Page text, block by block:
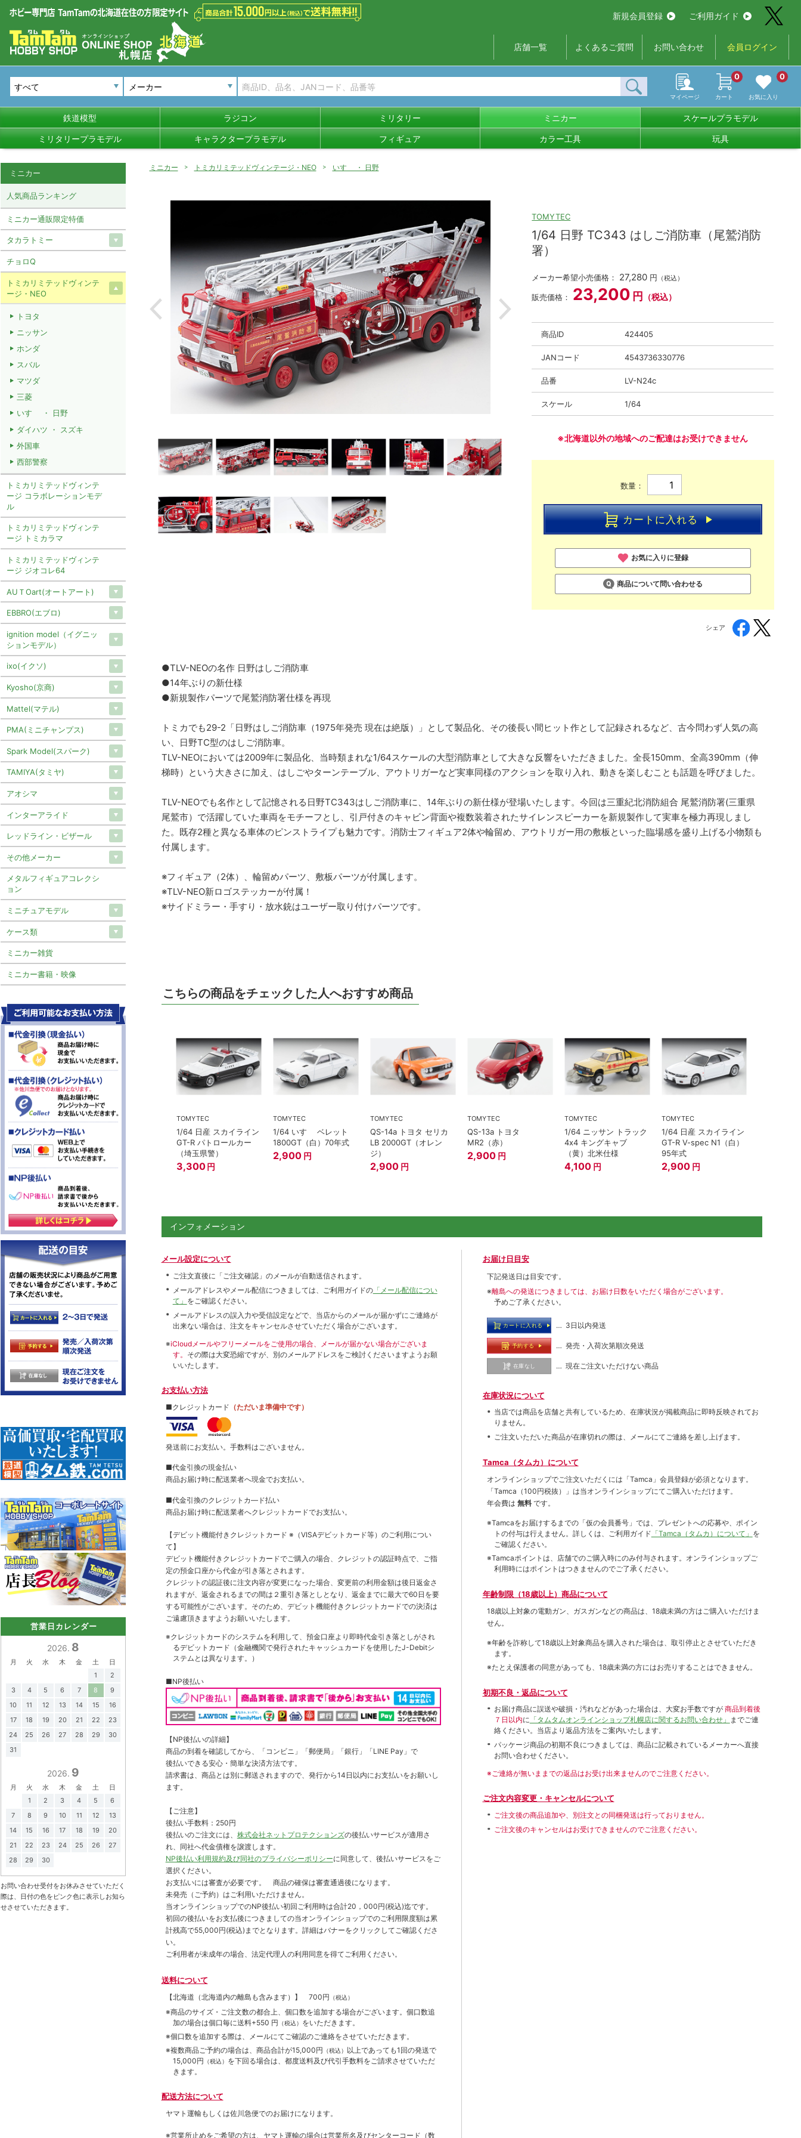
新規会員登録 ご利用ガイド
店舗一覧 よくあるご質問 お問い合わせ 会員ログイン
メーカー
マイページ カート
0
お気に入り
0
鉄道模型 ラジコン ミリタリー ミニカー スケールプラモデル
ミリタリープラモデル キャラクタープラモデル フィギュア カラー工具 玩具
ミニカー トミカリミテッドヴィンテージ・NEO いすゞ ・ 日野
TOMYTEC
1/64 日野 TC343 はしご消防車（尾鷲消防
署）
メーカー希望小売価格： 27,280 円 （税込）
販売価格： 23,200 円 （税込）
商品ID 424405
JANコード 4543736330776
品番 LV-N24c
スケール 1/64
※北海道以外の地域へのご配達はお受けできません
数量：
カートに入れる
お気に入りに登録
商品について問い合わせる
シェア
●TLV-NEOの名作 日野はしご消防車
●14年ぶりの新仕様
●新規製作パーツで尾鷲消防署仕様を再現
トミカでも29-2「日野はしご消防車（1975年発売 現在は絶版）」として製品化、その後長い間ヒット作として記録されるなど、古今問わず人気の高
い、日野TC型のはしご消防車。
TLV-NEOにおいては2009年に製品化、当時類まれな1/64スケールの大型消防車として大きな反響をいただきました。全長150mm、全高390mm（伸
梯時）という大きさに加え、はしごやターンテーブル、アウトリガーなど実車同様のアクションを取り入れ、動きを楽しむことも話題を呼びました。
TLV-NEOでも名作として記憶される日野TC343はしご消防車に、14年ぶりの新仕様が登場いたします。今回は三重紀北消防組合 尾鷲消防署(三重県
尾鷲市）で活躍していた車両をモチーフとし、引戸付きのキャビン背面や複数装着されたサイレンスピーカーを新規製作して実車を極力再現しまし
た。既存2種と異なる車体のピンストライプも魅力です。消防士フィギュア2体や輪留め、アウトリガー用の敷板といった臨場感を盛り上げる小物類も
付属します。
※フィギュア（2体）、輪留めパーツ、敷板パーツが付属します。
※TLV-NEO新ロゴステッカーが付属！
※サイドミラー・手すり・放水銃はユーザー取り付けパーツです。
こちらの商品をチェックした人へおすすめ商品
TOMYTEC
1/64 日産 スカイライン
GT-R パトロールカー
（埼玉県警）
3,300 円
TOMYTEC
1/64 いすゞ ベレット
1800GT（白）70年式
2,900 円
TOMYTEC
QS-14a トヨタ セリカ
LB 2000GT（オレン
ジ）
2,900 円
TOMYTEC
QS-13a トヨタ
MR2（赤）
2,900 円
TOMYTEC
1/64 ニッサン トラック
4x4 キングキャブ
（黄）北米仕様
4,100 円
TOMYTEC
1/64 日産 スカイライン
GT-R V-spec N1（白）
95年式
2,900 円
インフォメーション
メール設定について
ご注文直後に「ご注文確認」のメールが自動送信されます。
メールアドレスやメール配信につきましては、ご利用ガイドの「メール配信につい
て」 をご確認ください。
メールアドレスの誤入力や受信設定などで、当店からのメールが届かずにご連絡が
出来ない場合は、注文をキャンセルさせていただく場合がございます。
※iCloudメールやフリーメールをご使用の場合、メールが届かない場合がございま
す。 その際は大変恐縮ですが、別のメールアドレスをご検討くださいますようお願
いいたします。
お支払い方法
■クレジットカード （ただいま準備中です）
発送前にお支払い。手数料はございません。
■代金引換の現金払い
商品お届け時に配送業者へ現金でお支払い。
■代金引換のクレジットカ―ド払い
商品お届け時に配送業者へクレジットカードでお支払い。
【デビット機能付きクレジットカード ※（VISAデビットカード等） のご利用につい
て】
デビット機能付きクレジットカードでご購入の場合、クレジットの認証時点で、ご指
定の預金口座から代金が引き落とされます。
クレジットの認証後に注文内容が変更になった場合、変更前の利用金額は後日返金さ
れますが、返金されるまでの間は２重引き落としとなり、返金までに最大で60日を要
する可能性がございます。そのため、デビット機能付きクレジットカードでの決済は
ご遠慮頂きますようお願いいたします。
※クレジットカードのシステムを利用して、預金口座より即時代金引き落としがされ
るデビットカード（金融機関で発行されたキャッシュカードを使用したJ-Debitシ
ステムとは異なります。）
■NP後払い
【NP後払いの詳細】
商品の到着を確認してから、「コンビニ」「郵便局」「銀行」「LINE Pay」で
後払いできる安心・簡単な決済方法です。
請求書は、商品とは別に郵送されますので、発行から14日以内にお支払いをお願いし
ます。
【ご注意】
後払い手数料：250円
後払いのご注文には、 株式会社ネットプロテクションズの後払いサービスが適用さ
れ、同社へ代金債権を譲渡します。
NP後払い利用規約及び同社のプライバシーポリシーに同意して、後払いサービスをご
選択ください。
お支払いには審査が必要です。 商品の確保は審査通過後になります。
未発売（ご予約）はご利用いただけません。
当オンラインショップでのNP後払い初回ご利用時は合計20，000円(税込)迄です。
初回の後払いをお支払後につきましての当オンラインショップでのご利用限度額は累
計残高で55,000円(税込)までとなります。詳細はバナーをクリックしてご確認くださ
い。
ご利用者が未成年の場合、法定代理人の利用同意を得てご利用ください。
送料について
【北海道（北海道内の離島も含みます）】 700円 （税込）
※商品のサイズ・ご注文数の都合上、個口数を追加する場合がございます。個口数追
加の場合は個口毎に送料+550 円 （税込） をいただきます。
※個口数を追加する際は、メールにてご確認のご連絡をさせていただきます。
※複数商品ご予約の場合は、商品合計が15,000円 （税込） 以上であっても1回の発送で
15,000円 （税込） を下回る場合は、都度送料及び代引手数料をご請求させていただ
きます。
配送方法について
ヤマト運輸もしくは佐川急便でのお届けになります。
※営業所止めをご希望の方は、ヤマト運輸の場合は営業所名及びセンターコード（数
お届け日目安
下記発送日は目安です。
※離島への発送につきましては、お届け日数をいただく場合がございます。
予めご了承ください。
カートに入れる … 3日以内発送
予約する … 発売・入荷次第順次発送
在庫なし … 現在ご注文いただけない商品
在庫状況について
当店では商品を店舗と共有しているため、在庫状況が掲載商品に即時反映されてお
りません。
ご注文いただいた商品が在庫切れの際は、メールにてご連絡を差し上げます。
Tamca（タムカ）について
オンラインショップでご注⽂いただくには「Tamca」会員登録が必須となります。
「Tamca （100円税抜）
」は当オンラインショップにてご購⼊いただけます。
年会費は 無料 です。
※Tamcaをお届けするまでの「仮の会員番号」では、プレゼントへの応募や、ポイン
トの付与は⾏えません。詳しくは、ご利⽤ガイド 「Tamca（タムカ）について」 を
ご確認ください。
※Tamcaポイントは、店舗でのご購⼊時にのみ付与されます。オンラインショップご
利用時にはポイントはつきませんのでご了承ください。
年齢制限（18歳以上）商品について
18歳以上対象の電動ガン、ガスガンなどの商品は、18歳未満の方はご購入いただけま
せん。
※年齢を詐称して18歳以上対象商品を購入された場合は、取引停止とさせていただき
ます。
※たとえ保護者の同意があっても、18歳未満の方にはお売りすることはできません。
初期不良・返品について
お届け商品に誤送や破損・汚れなどがあった場合は、大変お手数ですが 商品到着後
７日以内に 「タムタムオンラインショップ札幌店に関するお問い合わせ」 までご連
絡ください。当店より返品方法をご案内いたします。
パッケージ商品の初期不良につきましては、商品に記載されているメーカーへ直接
お問い合わせください。
※ご連絡が無いままでの返品はお受け出来ませんのでご注意ください。
ご注文内容変更・キャンセルについて
ご注文後の商品追加や、別注文との同梱発送は行っておりません。
ご注文後のキャンセルはお受けできませんのでご注意ください。
ミニカー
人気商品ランキング
ミニカー通販限定特価
タカラトミー
チョロQ
トミカリミテッドヴィンテ
ージ・NEO
トヨタ
ニッサン
ホンダ
スバル
マツダ
三菱
いすゞ ・ 日野
ダイハツ ・ スズキ
外国車
西部警察
トミカリミテッドヴィンテ
ージ コラボレーションモデ
ル
トミカリミテッドヴィンテ
ージ トミカラマ
トミカリミテッドヴィンテ
ージ ジオコレ64
AUＴOart(オートアート)
EBBRO(エブロ)
ignition model（イグニッ
ションモデル）
ixo(イクソ)
Kyosho(京商)
Mattel(マテル)
PMA(ミニチャンプス)
Spark Model(スパーク)
TAMIYA(タミヤ)
アオシマ
インターアライド
レッドライン・ビザール
その他メーカー
メタルフィギュアコレクシ
ョン
ミニチュアモデル
ケース類
ミニカー雑貨
ミニカー書籍・映像
営業日カレンダー
2026. 8
月 火 水 木 金 土
日
1
2
3
4 5 6 7 8
9
10
11 12 13 14 15
16
17
18 19 20 21 22
23
24
25 26 27 28 29
30
31
2026. 9
月 火 水 木 金 土
日
1
2 3 4 5
6
7
8 9 10 11 12
13
14
15 16 17 18 19
20
21
22 23 24 25 26
27
28
29 30
お問い合わせ受付をお休みさせていただく
際は、日付の色をピンク色に表示しお知ら
せさせていただきます。